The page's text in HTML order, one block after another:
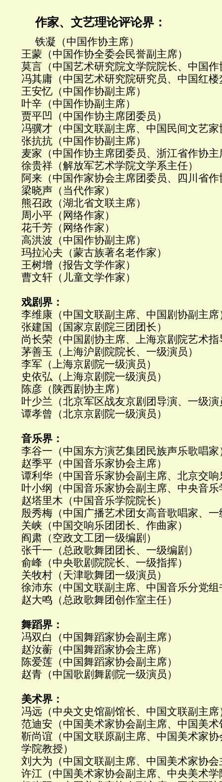
作家、文艺理论评论界：
铁凝（中国作协主席）
王蒙（中国作协全委会民誉副主席）
莫言（中国艺术研究院文学院院长、中国
冯其庸（中国艺术研究院研究员、中国红
王安忆（中国作协副主席）
叶辛（中国作协副主席）
贾平凹（中国作协主席团委员）
冯骥才（中国文联副主席、中国民间文艺
张抗抗（中国作协副主席）
麦家（中国作协主席团委员、浙江省作协主
徐贵祥（解放军艺术学院文学系主任）
阿来（中国作家协会主席团委员、四川省
梁晓声（当代作家）
熊召政（湖北省文联主席）
周小平（网络作家）
花千芳（网络作家）
高洪波（中国作协副主席）
玛拉沁夫（蒙古族著名老作家）
王树增（报告文学作家）
曹文轩（儿童文学作家）
戏剧界：
李维康（中国文联副主席、中国剧协副主席
张建国（国家京剧院三团团长）
尚长荣（中国剧协主席、上海京剧院艺术指
茅善玉（上海沪剧院院长、一级演员）
李军（上海京剧院一级演员）
史依弘（上海京剧院一级演员）
陈彦（陕西剧协主席）
叶少兰（北京军区战友京剧团导演、一级演
谭孝曾（北京京剧院一级演员）
音乐界：
李谷一（中国东方演艺集团民族声乐歌唱家
赵季平（中国音乐家协会主席）
谭利华（中国音乐家协会副主席、北京交
叶小纲（中国音乐家协会副主席、中央音
赵塔里木（中国音乐学院院长）
殷秀梅（中国广播艺术团女高音歌唱家、
关峡（中国交响乐团团长、作曲家）
阎肃（空政文工团一级编剧）
张千一（总政歌舞团团长、一级编剧）
俞峰（中央歌剧院院长、一级指挥）
关牧村（天津歌舞团一级演员）
徐沛东（中国文联副主席、中国音乐分党组
赵大鸣（总政歌舞团创作室主任）
舞蹈界：
冯双白（中国舞蹈家协会副主席）
赵汝蘅（中国舞蹈家协会主席）
陈爱莲（中国舞蹈家协会副主席）
赵青（中国歌剧舞剧院一级演员）
美术界：
冯远（中央文史馆副馆长、中国文联副主席
范迪安（中国美术家协会副主席、中国美术
靳尚谊（中国文联原副主席、中国美术家
学院教授）
刘大为（中国文联副主席、中国美术家协会
许江（中国美术家协会副主席、中央美术学